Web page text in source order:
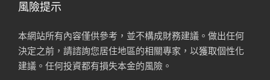
風險提示
本網站所有內容僅供參考，並不構成財務建議。做出任何
決定之前，請諮詢您居住地區的相關專家，以獲取個性化
建議。任何投資都有損失本金的風險。